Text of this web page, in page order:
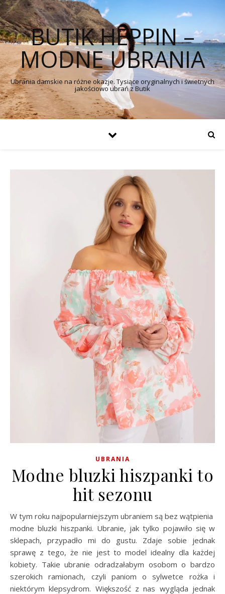
BUTIK HEPPIN –
MODNE UBRANIA
Ubrania damskie na różne okazje. Tysiące oryginalnych i świetnych
jakościowo ubrań z Butik
UBRANIA
Modne bluzki hiszpanki to
hit sezonu
W tym roku najpopularniejszym ubraniem są bez wątpienia
modne bluzki hiszpanki. Ubranie, jak tylko pojawiło się w
sklepach, przypadło mi do gustu. Zdaje sobie jednak
sprawę z tego, że nie jest to model idealny dla każdej
kobiety. Takie ubranie odradzałabym osobom o bardzo
szerokich ramionach, czyli paniom o sylwetce rożka i
niektórym klepsydrom. Większość z nas wygląda jednak